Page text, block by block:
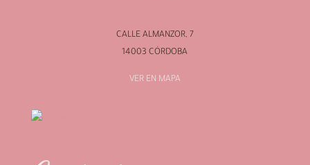
CALLE ALMANZOR, 7
14003 CÓRDOBA
VER EN MAPA